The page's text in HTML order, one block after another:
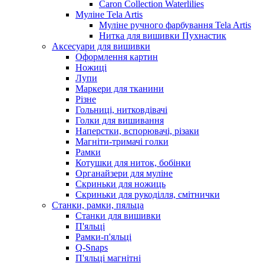
Caron Collection Waterlilies
Муліне Tela Artis
Муліне ручного фарбування Tela Artis
Нитка для вишивки Пухнастик
Аксесуари для вишивки
Оформлення картин
Ножиці
Лупи
Маркери для тканини
Різне
Гольниці, нитковдівачі
Голки для вишивання
Наперстки, вспорювачі, різаки
Магніти-тримачі голки
Рамки
Котушки для ниток, бобінки
Органайзери для муліне
Скриньки для ножиць
Скриньки для рукоділля, смітнички
Станки, рамки, пяльца
Станки для вишивки
П'яльці
Рамки-п'яльці
Q-Snaps
П'яльці магнітні